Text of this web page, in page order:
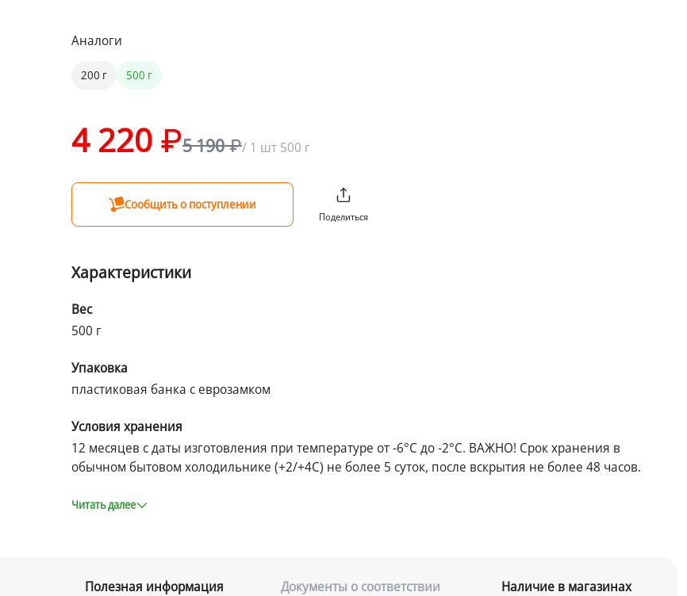
Аналоги
200 г 500 г
4 220 5 190 / 1 шт 500 г
Сообщить о поступлении
Поделиться
Характеристики
Вес
500 г
Упаковка
пластиковая банка с еврозамком
Условия хранения
12 месяцев с даты изготовления при температуре от -6°С до -2°С. ВАЖНО! Срок хранения в
обычном бытовом холодильнике (+2/+4С) не более 5 суток, после вскрытия не более 48 часов.
Читать далее
Полезная информация Документы о соответствии Наличие в магазинах